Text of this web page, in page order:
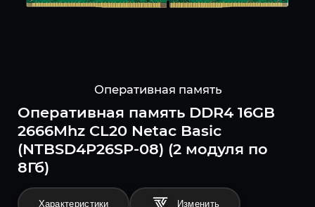
Оперативная память
Оперативная память DDR4 16GB
2666Mhz CL20 Netac Basic
(NTBSD4P26SP-08) (2 модуля по
8Гб)
Характеристики